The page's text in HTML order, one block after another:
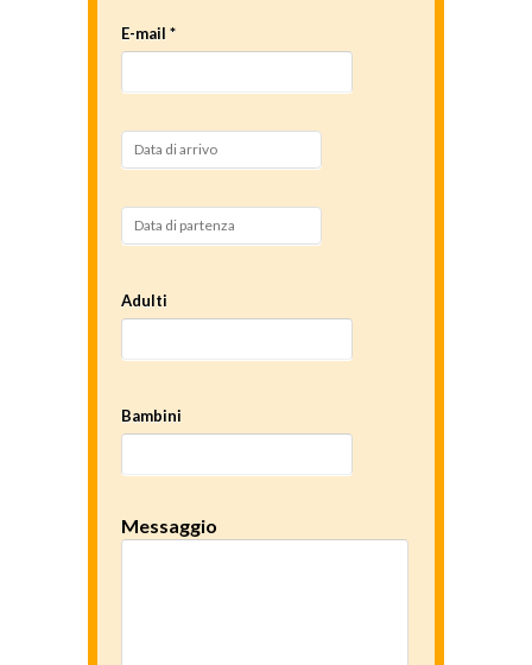
E-mail *
Adulti
Bambini
Messaggio